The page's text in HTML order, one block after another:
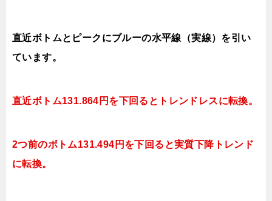
直近ボトムとピークにブルーの水平線（実線）を引い
ています。
直近ボトム131.864円を下回ると トレンドレスに転換。
2つ前のボトム131.494円を下 回ると実質下降トレンド
に転換。